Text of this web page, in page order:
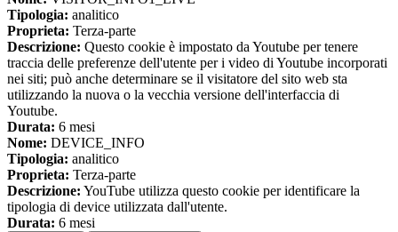
Tipologia: analitico
Proprieta: Terza-parte
Descrizione: Questo cookie è impostato da Youtube per tenere
traccia delle preferenze dell'utente per i video di Youtube incorporati
nei siti; può anche determinare se il visitatore del sito web sta
utilizzando la nuova o la vecchia versione dell'interfaccia di
Youtube.
Durata: 6 mesi
Nome: DEVICE_INFO
Tipologia: analitico
Proprieta: Terza-parte
Descrizione: YouTube utilizza questo cookie per identificare la
tipologia di device utilizzata dall'utente.
Durata: 6 mesi